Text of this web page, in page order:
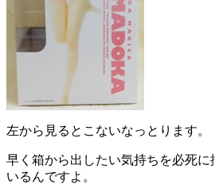
左から見るとこないなっとります。
早く箱から出したい気持ちを必死に
いるんですよ。